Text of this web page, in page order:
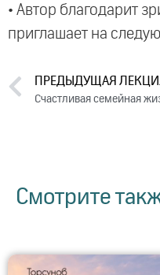
• Автор благодарит
приглашает на
ПРЕДЫДУЩАЯ
Смотрите